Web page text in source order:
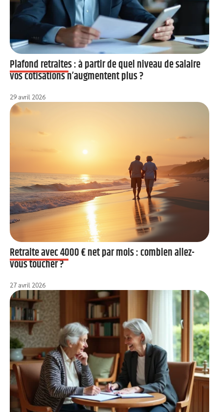
Plafond retraites : à partir de quel niveau de salaire
vos cotisations n’augmentent plus ?
29 avril 2026
Retraite avec 4000 € net par mois : combien allez-
vous toucher ?
27 avril 2026